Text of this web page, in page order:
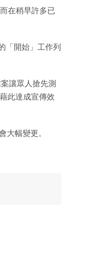
在稍早許多已
「開始」工作列
讓眾人搶先測
此達成宣傳效
大幅變更。